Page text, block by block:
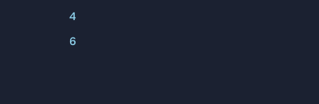
4
6